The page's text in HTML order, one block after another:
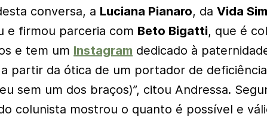
conversa, a Luciana Pianaro, daVida
e firmou parceria com Beto Bigatti, que é
e tem um Instagram dedicado à
partir da ótica de um portador de
sem um dos braços)”, citou Andressa.
colunista mostrou o quanto é possível e